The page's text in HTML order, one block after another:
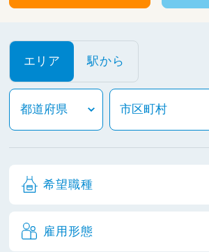
エリア 駅から
希望職種
雇用形態